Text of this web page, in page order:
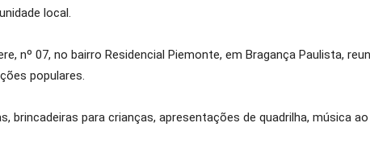
local.
nº 07, no bairro Residencial Piemonte, em Bragança Paulista,
populares.
brincadeiras para crianças, apresentações de quadrilha, música